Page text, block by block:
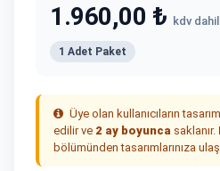
1.960,00 ₺ kdv dahil
1 Adet Paket
Üye olan kullanıcıların
edilir ve 2 ay boyunca saklanır.
bölümünden tasarımlarınıza